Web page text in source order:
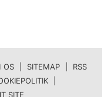
SITEMAP
RSS
SITE